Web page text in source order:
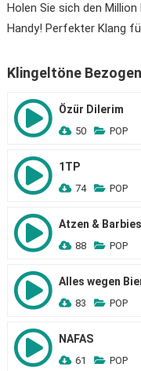
Holen Sie sich den
Handy! Perfekter Klang
Klingeltöne Bezogen
Özür Dilerim
50 POP
1TP
74 POP
Atzen & Barbies
88 POP
Alles wegen
83 POP
NAFAS
61 POP